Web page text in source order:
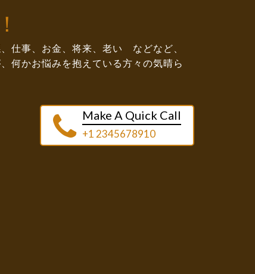
仕事、お金、将来、老い などなど、
何かお悩みを抱えている方々の気晴ら
Make A Quick Call
+1 2345678910